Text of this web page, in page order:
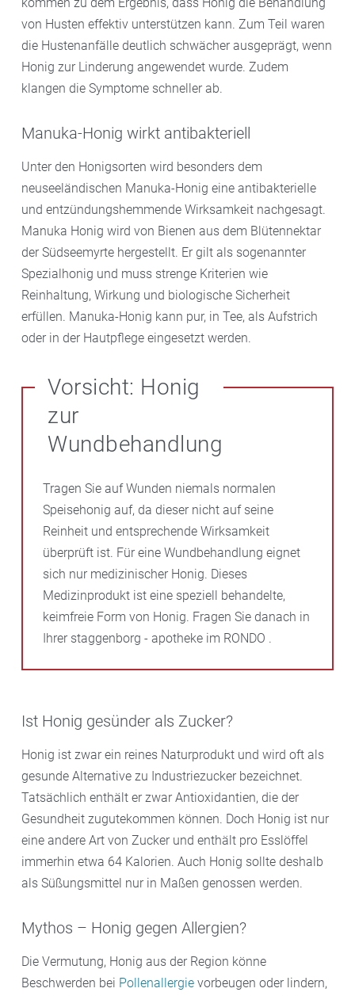
von Husten effektiv unterstützen kann. Zum Teil waren
die Hustenanfälle deutlich schwächer ausgeprägt, wenn
Honig zur Linderung angewendet wurde. Zudem
klangen die Symptome schneller ab.
Manuka-Honig wirkt antibakteriell
Unter den Honigsorten wird besonders dem
neuseeländischen Manuka-Honig eine antibakterielle
und entzündungshemmende Wirksamkeit nachgesagt.
Manuka Honig wird von Bienen aus dem Blütennektar
der Südseemyrte hergestellt. Er gilt als sogenannter
Spezialhonig und muss strenge Kriterien wie
Reinhaltung, Wirkung und biologische Sicherheit
erfüllen. Manuka-Honig kann pur, in Tee, als Aufstrich
oder in der Hautpflege eingesetzt werden.
Vorsicht: Honig
zur
Wundbehandlung
Tragen Sie auf Wunden niemals normalen
Speisehonig auf, da dieser nicht auf seine
Reinheit und entsprechende Wirksamkeit
überprüft ist. Für eine Wundbehandlung eignet
sich nur medizinischer Honig. Dieses
Medizinprodukt ist eine speziell behandelte,
keimfreie Form von Honig. Fragen Sie danach in
Ihrer staggenborg - apotheke im RONDO .
Ist Honig gesünder als Zucker?
Honig ist zwar ein reines Naturprodukt und wird oft als
gesunde Alternative zu Industriezucker bezeichnet.
Tatsächlich enthält er zwar Antioxidantien, die der
Gesundheit zugutekommen können. Doch Honig ist nur
eine andere Art von Zucker und enthält pro Esslöffel
immerhin etwa 64 Kalorien. Auch Honig sollte deshalb
als Süßungsmittel nur in Maßen genossen werden.
Mythos – Honig gegen Allergien?
Die Vermutung, Honig aus der Region könne
Beschwerden bei Pollenallergie vorbeugen oder lindern,